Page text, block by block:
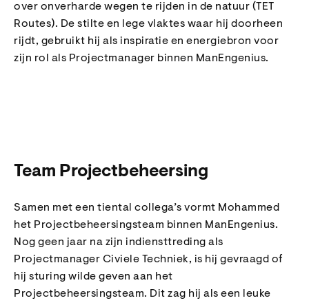
over onverharde wegen te rijden in de natuur (TET
Routes). De stilte en lege vlaktes waar hij doorheen
rijdt, gebruikt hij als inspiratie en energiebron voor
zijn rol als Projectmanager binnen ManEngenius.
Team Projectbeheersing
Samen met een tiental collega’s vormt Mohammed
het Projectbeheersingsteam binnen ManEngenius.
Nog geen jaar na zijn indiensttreding als
Projectmanager Civiele Techniek, is hij gevraagd of
hij sturing wilde geven aan het
Projectbeheersingsteam. Dit zag hij als een leuke